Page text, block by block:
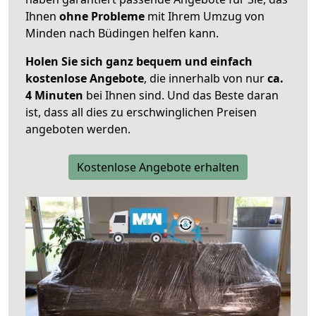
Ihnen ohne Probleme mit Ihrem Umzug von
Minden nach Büdingen helfen kann.
Holen Sie sich ganz bequem und einfach
kostenlose Angebote, die innerhalb von nurca.
4 Minuten bei Ihnen sind. Und das Beste daran
ist, dass all dies zu erschwinglichen Preisen
angeboten werden.
Kostenlose Angebote erhalten